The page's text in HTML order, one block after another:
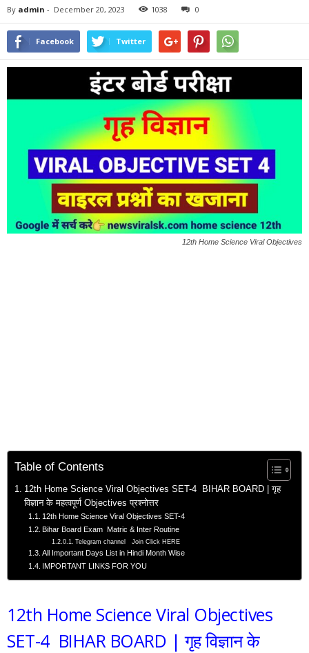
By admin - December 20, 2023 1038 0
Facebook Twitter
12th Home Science Viral Objectives
Table of Contents
12th Home Science Viral Objectives SET-4 BIHAR BOARD | गृह
विज्ञान के महत्वपूर्ण Objectives प्रश्नोत्तर
12th Home Science Viral Objectives SET-4
Bihar Board Exam Matric & Inter Routine
Telegram channel Join Click HERE
All Important Days List in Hindi Month Wise
IMPORTANT LINKS FOR YOU
12th Home Science Viral Objectives
SET-4 BIHAR BOARD | गृह विज्ञान के